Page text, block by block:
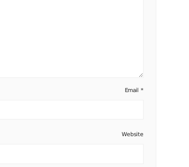
Email *
Website